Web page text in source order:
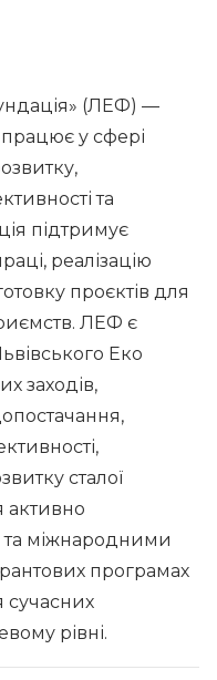
(ЛЕФ) —
у сфері
та
підтримує
реалізацію
проєктів для
ЛЕФ є
Еко
заходів,
сталої
активно
та міжнародними
програмах
сучасних
рівні.